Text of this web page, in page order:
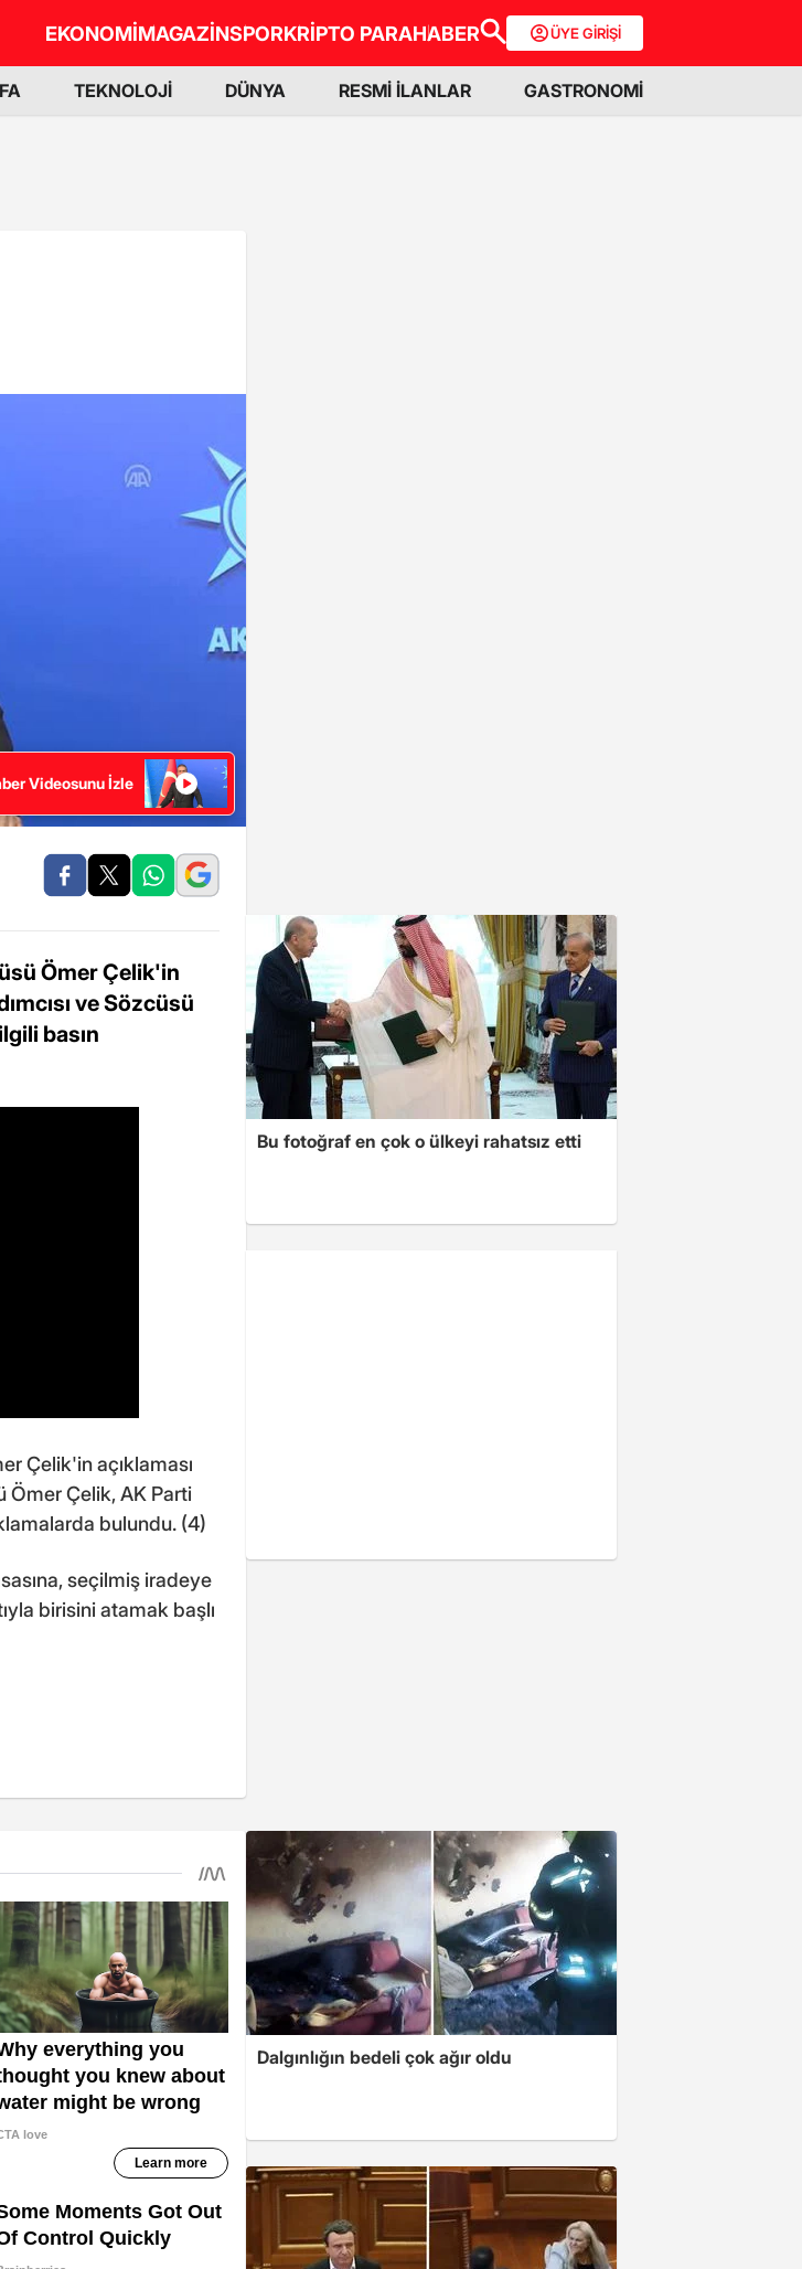
EKONOMİMAGAZİNSPORKRİPTO PARAHABER ÜYE GİRİŞİ
TEKNOLOJİ DÜNYA RESMİ İLANLAR GASTRONOMİ
Videosunu İzle
Ömer Çelik'in
ve Sözcüsü
basın
Çelik'in açıklaması
Ömer Çelik, AK Parti
bulundu. (4)
seçilmiş iradeye
birisini atamak başlı
Bu fotoğraf en çok o ülkeyi rahatsız etti
Dalgınlığın bedeli çok ağır oldu